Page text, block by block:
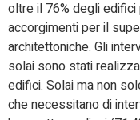
oltre il 76% degli
accorgimenti per il
architettoniche. Gli
solai sono stati
edifici. Solai ma non
che necessitano di